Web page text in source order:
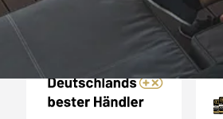
Auszeichnungen